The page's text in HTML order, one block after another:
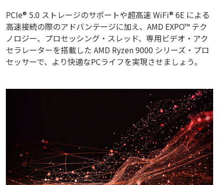
PCIe® 5.0 ストレージのサポートや超高速 WiFi® 6E による
高速接続の際のアドバンテージに加え、AMD EXPO™ テク
ノロジー、プロセッシング・スレッド、専用ビデオ・アク
セラレーターを搭載した AMD Ryzen 9000 シリーズ・プロ
セッサーで、より快適なPCライフを実現させましょう。